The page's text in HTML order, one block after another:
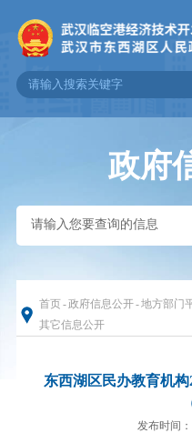
政府
首页-政府信息公开-地方部门
其它信息公开
东西湖区民办教育机
发布时间